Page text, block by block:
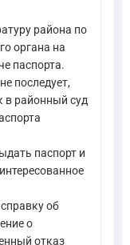
района по
органа на
паспорта.
последует,
в районный суд
паспорт и
об
о
отказ